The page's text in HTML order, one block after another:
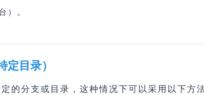
）。
目录）
的分支或目录，这种情况下可以采用以下方